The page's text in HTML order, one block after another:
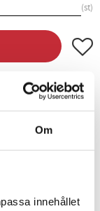
Om
innehållet
st
I lager
och vävband
din sele är du